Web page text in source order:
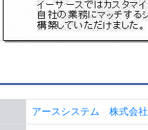
アースシステム 株式会社